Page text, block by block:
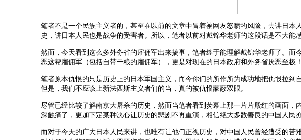
笔者不是一个民族主义者的，甚至在以前的文章中冒着被网友怒喷的风险，去讲日本
史，讲日本人民也是战争的受害者。所以，笔者以前对戴锦华老师的这段话是不大能
然而，今天看到这么多外务省的雇佣军出来搞事，笔者终于能理解戴锦华老师了。而
恶这帮雇佣军（包括自带干粮的雇佣军），更是对现在的日本政府和外务省厌恶至极！
笔者原本仇恨的只是历史上的日本军国主义，而今你们的所作所为成功地把仇恨拉到
但是，我们不应该上新法西斯主义者们的当，真的被仇恨蒙蔽双眼。
尽管已经比较了解南京大屠杀的历史，然而当笔者看到荧幕上那一片片殷红的画面，
深触痛了，更加下定某种决心让历史的悲剧不再重演，相信绝大多数善良的中国人民亦
而对于今天的广大日本人民来讲，也唯有让他们正视历史，对中国人民曾经遭受的苦